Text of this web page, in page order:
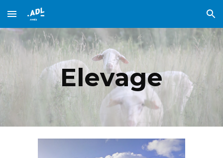
Skip to main content Skip to navigation
Elevage